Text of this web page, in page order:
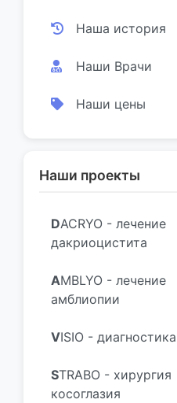
Наша история
Наши Врачи
Наши цены
Наши проекты
DACRYO - лечение
дакриоцистита
AMBLYO - лечение
амблиопии
VISIO -
STRABO - хирургия
косоглазия